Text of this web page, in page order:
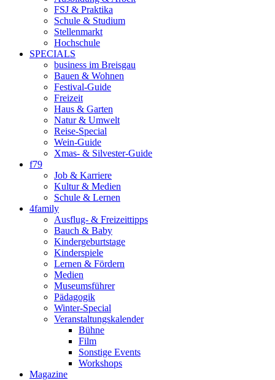
FSJ & Praktika
Schule & Studium
Stellenmarkt
Hochschule
SPECIALS
business im Breisgau
Bauen & Wohnen
Festival-Guide
Freizeit
Haus & Garten
Natur & Umwelt
Reise-Special
Wein-Guide
Xmas- & Silvester-Guide
f79
Job & Karriere
Kultur & Medien
Schule & Lernen
4family
Ausflug- & Freizeittipps
Bauch & Baby
Kindergeburtstage
Kinderspiele
Lernen & Fördern
Medien
Museumsführer
Pädagogik
Winter-Special
Veranstaltungskalender
Bühne
Film
Sonstige Events
Workshops
Magazine